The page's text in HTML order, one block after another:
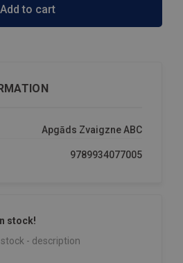
Add to cart
Apgāds Zvaigzne ABC
9789934077005
stock!
- description